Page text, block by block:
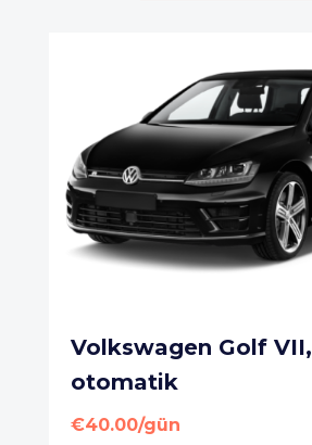
Volkswagen Golf VII,
otomatik
€40.00/gün